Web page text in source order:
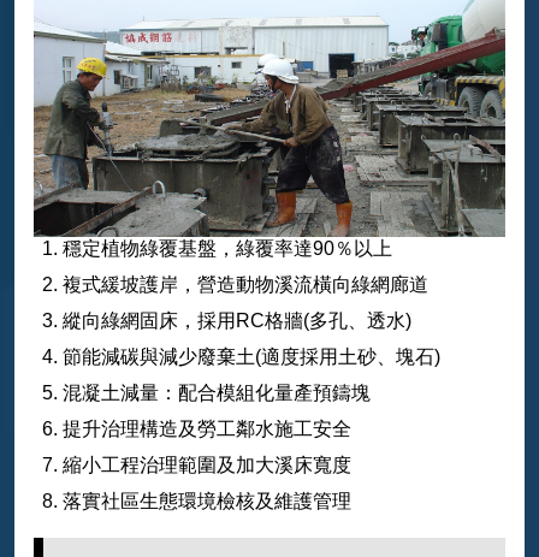
穩定植物綠覆基盤，綠覆率達90％以上
複式緩坡護岸，營造動物溪流橫向綠網廊道
縱向綠網固床，採用RC格牆(多孔、透水)
節能減碳與減少廢棄土(適度採用土砂、塊石)
混凝土減量：配合模組化量產預鑄塊
提升治理構造及勞工鄰水施工安全
縮小工程治理範圍及加大溪床寬度
落實社區生態環境檢核及維護管理